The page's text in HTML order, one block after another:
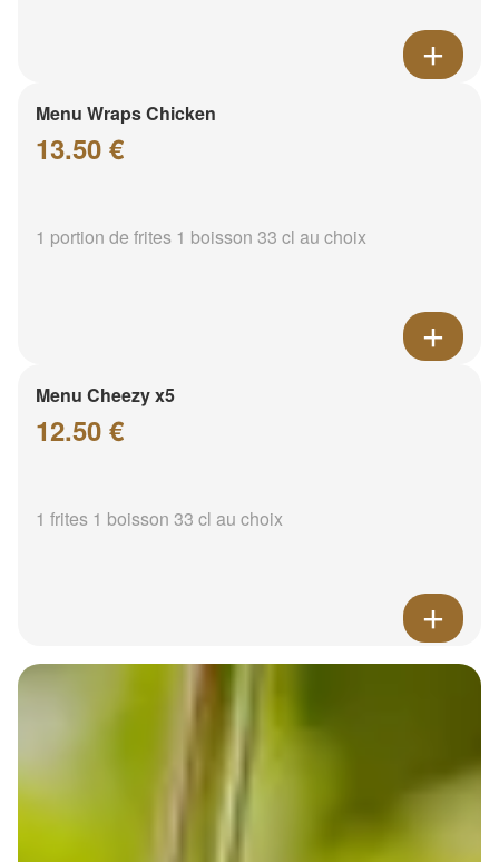
Menu Wraps Chicken
13.50 €
1 portion de frites 1 boisson 33 cl au choix
Menu Cheezy x5
12.50 €
1 frites 1 boisson 33 cl au choix